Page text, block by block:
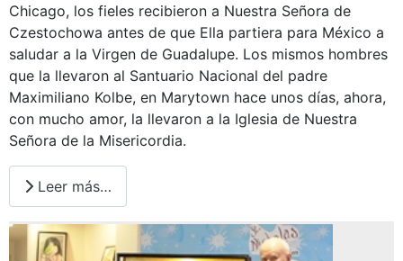
Chicago, los fieles recibieron a Nuestra Señora de
Czestochowa antes de que Ella partiera para México a
saludar a la Virgen de Guadalupe. Los mismos hombres
que la llevaron al Santuario Nacional del padre
Maximiliano Kolbe, en Marytown hace unos días, ahora,
con mucho amor, la llevaron a la Iglesia de Nuestra
Señora de la Misericordia.
Leer más…